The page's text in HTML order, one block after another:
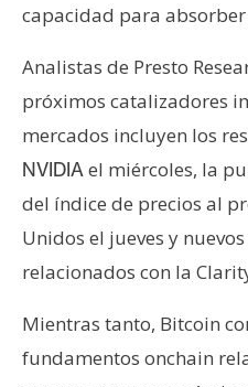
capacidad para
Analistas de Presto
próximos catalizadores
mercados incluyen los
NVIDIA el miércoles, la
del índice de precios al
Unidos el jueves y
relacionados con la
Mientras tanto, Bitcoin
fundamentos onchain